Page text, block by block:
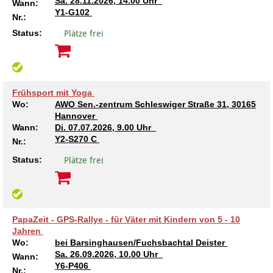
Kindertagesstätte Johannes-Lau-Hof
Kindertagesstätte Klaus-Müller-Kilian-Weg /
“Mäuseburg” / Familienzentrum
Kindertagesstätte Langes Feld “Deisterspatzen”
Kindertagesstätte Moorlilienweg /
Familienzentrum
Kindertagesstätte Petermannstraße /
Familienzentrum
Krippe Schleswiger Straße
Kindertagesstätte Herbartstraße
Kindertagesstätte Hiltrud-Grote-Weg
Kindertagesstätte Johannes-Lau-Hof
Kindertagesstätte Kapellenbrink /
Familienzentrum
Kindertagesstätte Klaus-Müller-Kilian-Weg /
“Mäuseburg” / Familienzentrum
Kindertagesstätte Levester Straße
Wann:
Nr.:
Y1-G102
Status: Plätze frei
Frühsport mit Yoga
Wo:
AWO Sen.-zentrum Schleswiger Straße 31, 30165
Hannover
Wann:
Di. 07.07.2026, 9.00 Uhr
Nr.:
Y2-S270 C
Status: Plätze frei
PapaZeit - GPS-Rallye - für Väter mit Kindern von 5 - 10
Jahren
Wo:
bei Barsinghausen/Fuchsbachtal Deister
Wann:
Sa. 26.09.2026, 10.00 Uhr
Nr.:
Y6-P406